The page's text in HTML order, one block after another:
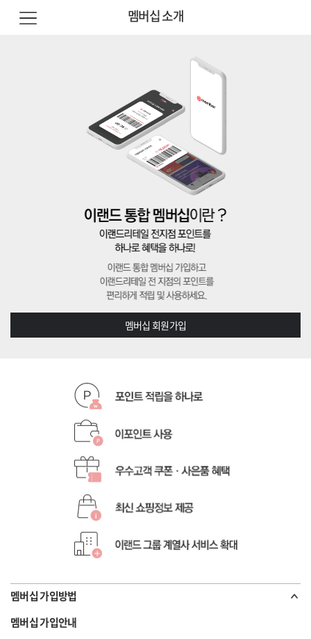
멤버십 소개
멤버십 회원가입
멤버십 가입방법
멤버십 가입안내